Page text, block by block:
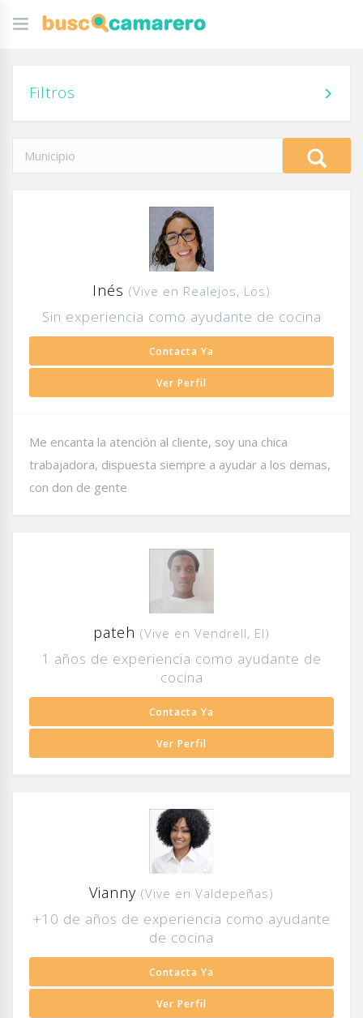
Filtros
Inés (Vive en Realejos, Los)
Sin experiencia como ayudante de cocina
Contacta Ya
Ver Perfil
Me encanta la atención al cliente, soy una chica
trabajadora, dispuesta siempre a ayudar a los demas,
con don de gente
pateh (Vive en Vendrell, El)
1 años de experiencia como ayudante de
cocina
Contacta Ya
Ver Perfil
Vianny (Vive en Valdepeñas)
+10 de años de experiencia como ayudante
de cocina
Contacta Ya
Ver Perfil